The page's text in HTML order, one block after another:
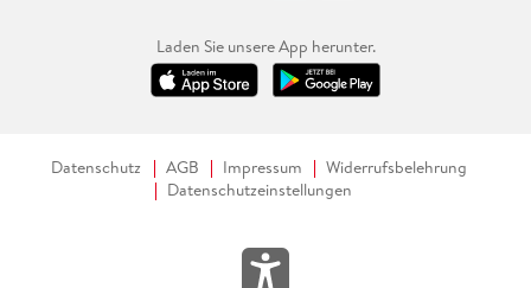
Laden Sie unsere App herunter.
Datenschutz AGB Impressum
Widerrufsbelehrung
Datenschutzeinstellungen